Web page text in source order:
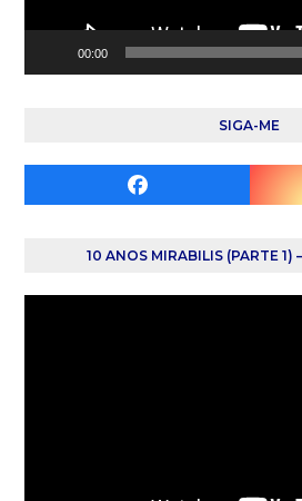
00:00
SIGA-ME
Facebook
10 ANOS MIRABILIS (PARTE 1)